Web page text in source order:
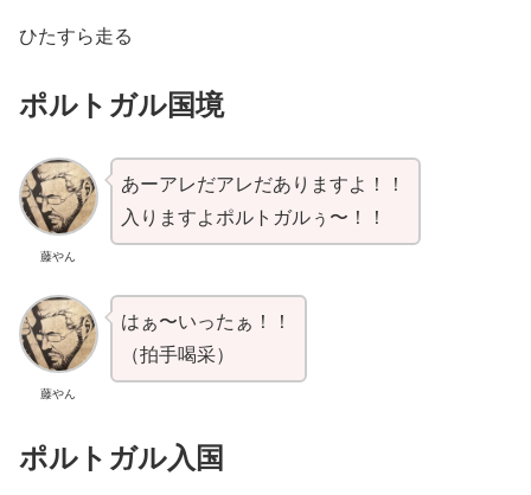
ひたすら走る
ポルトガル国境
藤やん
あーアレだアレだありますよ！！
入りますよポルトガルぅ〜！！
藤やん
はぁ〜いったぁ！！
（拍手喝采）
ポルトガル入国